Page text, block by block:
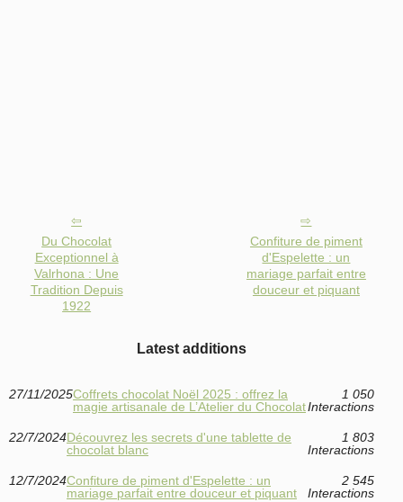
Du Chocolat
Exceptionnel à
Valrhona : Une
Tradition Depuis
1922
Confiture de piment
d'Espelette : un
mariage parfait entre
douceur et piquant
Latest additions
27/11/2025Coffrets chocolat Noël 2025 : offrez la
magie artisanale de L’Atelier du Chocolat
1 050
Interactions
22/7/2024Découvrez les secrets d'une tablette de
chocolat blanc
1 803
Interactions
12/7/2024Confiture de piment d'Espelette : un
mariage parfait entre douceur et piquant
2 545
Interactions